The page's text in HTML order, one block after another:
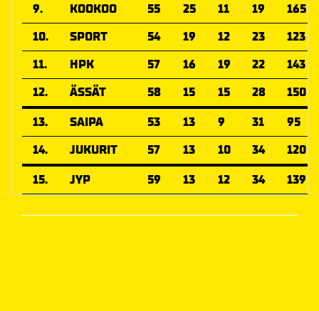
9.
KOOKOO 55 25 11 19
165
10.
SPORT 54 19 12 23
123
11.
HPK 57 16 19 22
143
12.
ÄSSÄT 58 15 15 28
150
13.
SAIPA 53 13 9 31
95
14.
JUKURIT 57 13 10 34
120
15.
JYP 59 13 12 34 139